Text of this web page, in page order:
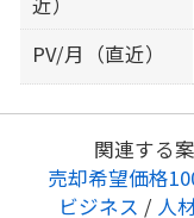
PV/月（直近）
関連する
売却希望価格
ビジネス / 人